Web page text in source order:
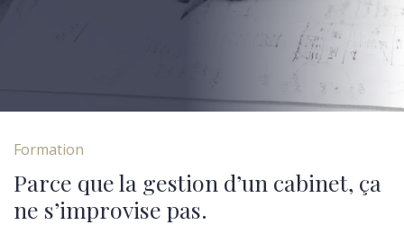
Formation
Parce que la gestion d’un cabinet, ça
ne s’improvise pas.